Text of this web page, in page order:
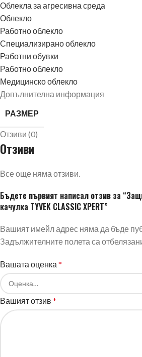
Облекла за агресивна среда
Облекло
Работно облекло
Специализирано облекло
Работни обувки
Работно облекло
Медицинско облекло
Допълнителна информация
РАЗМЕР
Отзиви (0)
Отзиви
Все още няма отзиви.
Бъдете първият написал отзив за
качулка TYVEK CLASSIC XPERT”
Вашият имейл адрес няма да бъде
Задължителните полета са
Вашата оценка *
Вашият отзив *